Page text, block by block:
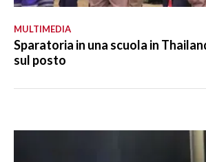
MULTIMEDIA
Sparatoria in una scuola in
sul posto